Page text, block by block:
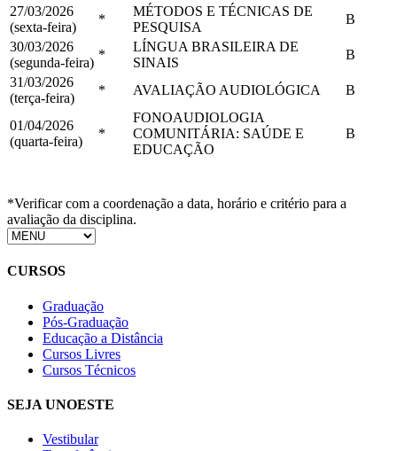
27/03/2026
(sexta-feira)
*
MÉTODOS E TÉCNICAS DE
PESQUISA
B
30/03/2026
(segunda-feira)
*
LÍNGUA BRASILEIRA DE
SINAIS
B
31/03/2026
(terça-feira)
* AVALIAÇÃO AUDIOLÓGICA B
01/04/2026
(quarta-feira)
*
FONOAUDIOLOGIA
COMUNITÁRIA: SAÚDE E
EDUCAÇÃO
B
*Verificar com a coordenação a data, horário e critério para a
avaliação da disciplina.
CURSOS
Graduação
Pós-Graduação
Educação a Distância
Cursos Livres
Cursos Técnicos
SEJA UNOESTE
Vestibular